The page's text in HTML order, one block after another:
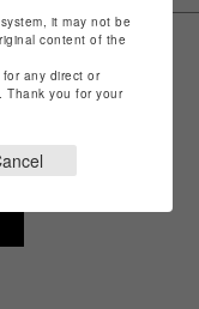
it may not be
content of the
any direct or
Thank you for your